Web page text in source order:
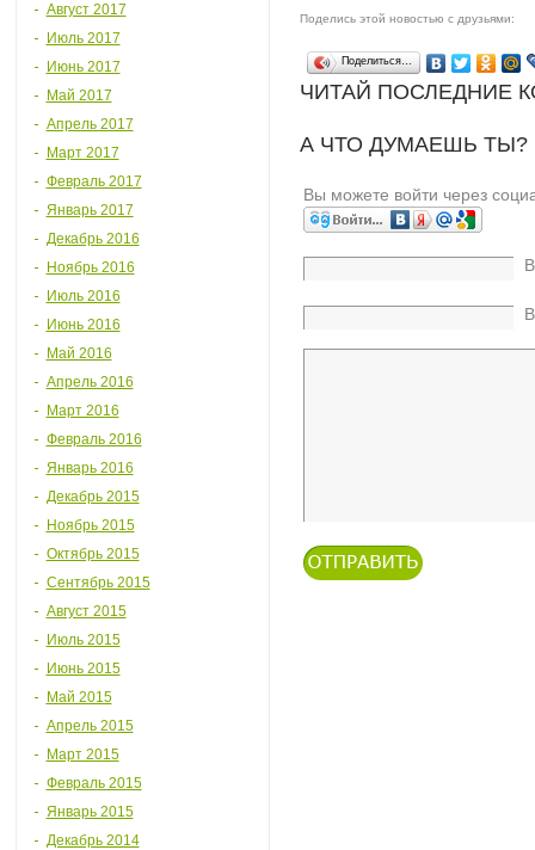
Август 2017
Июль 2017
Июнь 2017
Май 2017
Апрель 2017
Март 2017
Февраль 2017
Январь 2017
Декабрь 2016
Ноябрь 2016
Июль 2016
Июнь 2016
Май 2016
Апрель 2016
Март 2016
Февраль 2016
Январь 2016
Декабрь 2015
Ноябрь 2015
Октябрь 2015
Сентябрь 2015
Август 2015
Июль 2015
Июнь 2015
Май 2015
Апрель 2015
Март 2015
Февраль 2015
Январь 2015
Декабрь 2014
Поделись этой новостью с друзьями:
Поделиться…
ЧИТАЙ ПОСЛЕДНИЕ
А ЧТО ДУМАЕШЬ
Вы можете войти через